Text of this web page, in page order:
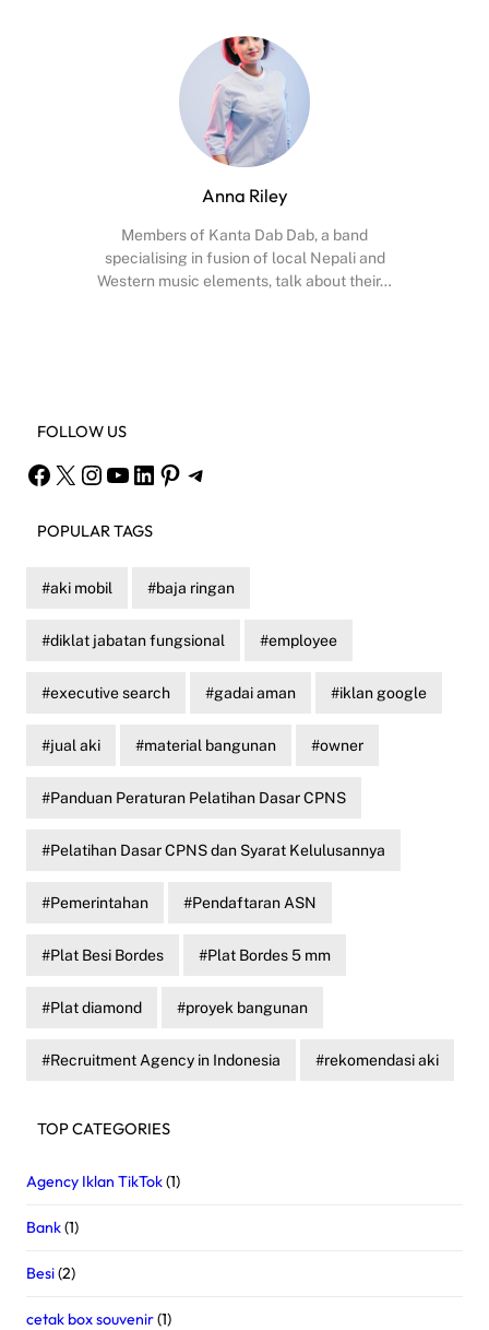
Anna Riley
Members of Kanta Dab Dab, a band
specialising in fusion of local Nepali and
Western music elements, talk about their…
FOLLOW US
Facebook X Instagram YouTube LinkedIn Pinterest Telegram
POPULAR TAGS
aki mobil baja ringan
diklat jabatan fungsional employee
executive search gadai aman iklan google
jual aki material bangunan owner
Panduan Peraturan Pelatihan Dasar CPNS
Pelatihan Dasar CPNS dan Syarat Kelulusannya
Pemerintahan Pendaftaran ASN
Plat Besi Bordes Plat Bordes 5 mm
Plat diamond proyek bangunan
Recruitment Agency in Indonesia rekomendasi aki
TOP CATEGORIES
Agency Iklan TikTok(1)
Bank(1)
Besi(2)
cetak box souvenir(1)